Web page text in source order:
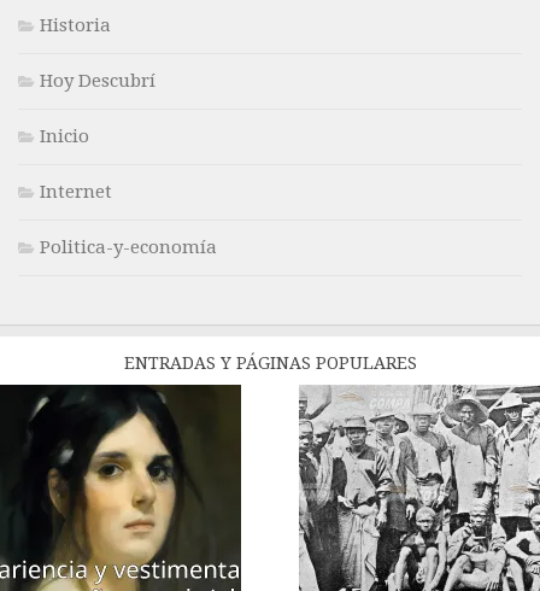
Historia
Hoy Descubrí
Inicio
Internet
Politica-y-economía
ENTRADAS Y PÁGINAS POPULARES